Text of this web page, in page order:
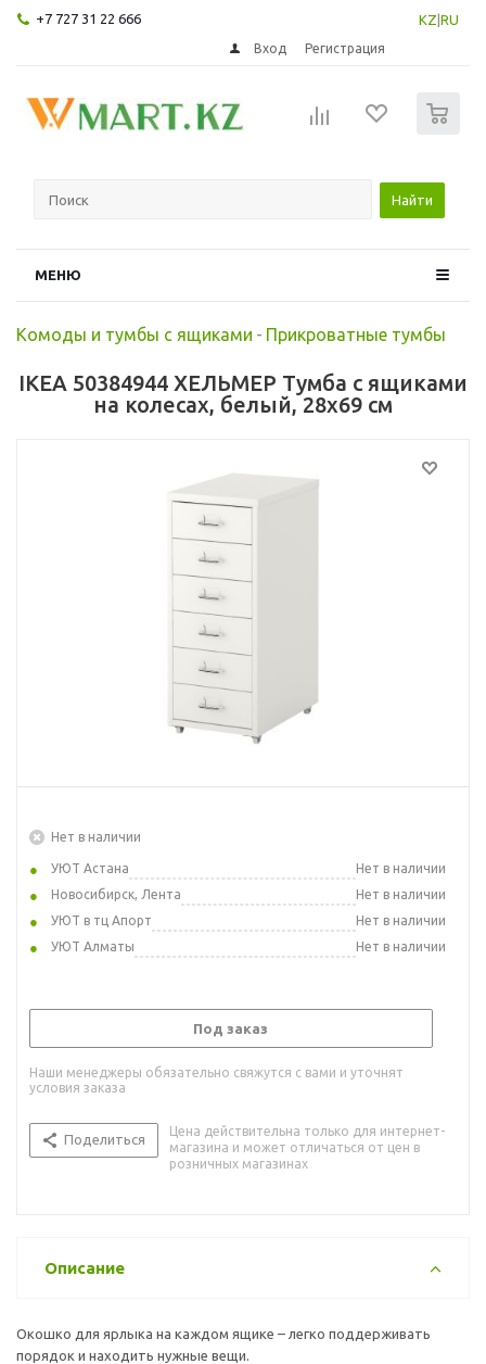
+7 727 31 22 666 KZ RU
Вход Регистрация
Найти
МЕНЮ
Комоды и тумбы с ящиками - Прикроватные тумбы
IKEA 50384944 ХЕЛЬМЕР Тумба с ящиками
на колесах, белый, 28x69 см
Нет в наличии
УЮТ Астана
Нет в наличии
Новосибирск, Лента
Нет в наличии
УЮТ в тц Апорт
Нет в наличии
УЮТ Алматы
Нет в наличии
Под заказ
Наши менеджеры обязательно свяжутся с вами и уточнят
условия заказа
Поделиться
Цена действительна только для интернет-
магазина и может отличаться от цен в
розничных магазинах
Описание
Окошко для ярлыка на каждом ящике – легко поддерживать
порядок и находить нужные вещи.